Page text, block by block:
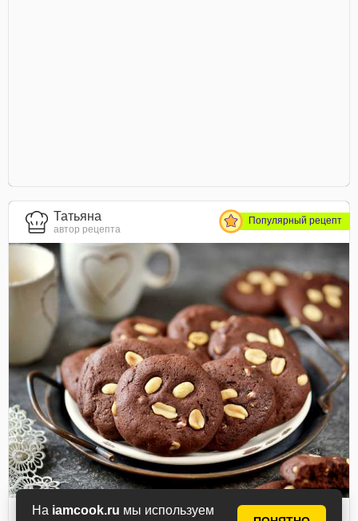
На iamcook.ru мы используем
Татьяна
автор рецепта
Популярный рецепт